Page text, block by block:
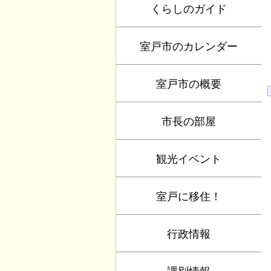
くらしのガイド
室戸市のカレンダー
室戸市の概要
市長の部屋
観光イベント
室戸に移住！
行政情報